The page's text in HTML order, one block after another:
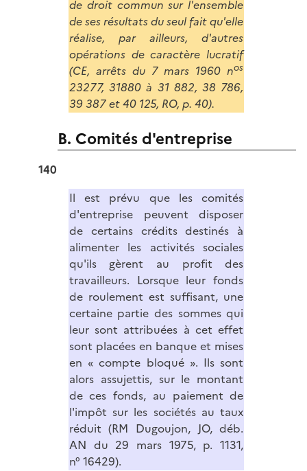
de droit commun sur l'ensemble
de ses résultats du seul fait qu'elle
réalise, par ailleurs, d'autres
opérations de caractère lucratif
(CE, arrêts du 7 mars 1960 nos
23277, 31880 à 31 882, 38 786,
39 387 et 40 125, RO, p. 40).
B. Comités d'entreprise
140
Il est prévu que les comités
d'entreprise peuvent disposer
de certains crédits destinés à
alimenter les activités sociales
qu'ils gèrent au profit des
travailleurs. Lorsque leur fonds
de roulement est suffisant, une
certaine partie des sommes qui
leur sont attribuées à cet effet
sont placées en banque et mises
en « compte bloqué ». Ils sont
alors assujettis, sur le montant
de ces fonds, au paiement de
l'impôt sur les sociétés au taux
réduit (RM Dugoujon, JO, déb.
AN du 29 mars 1975, p. 1131,
n° 16429).